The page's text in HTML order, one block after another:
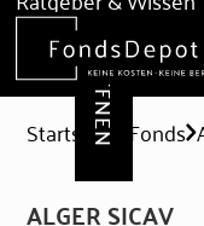
Hilfe & Formulare
DEPOT ERÖFFNEN
Startseite Fonds
ALGER SICAV